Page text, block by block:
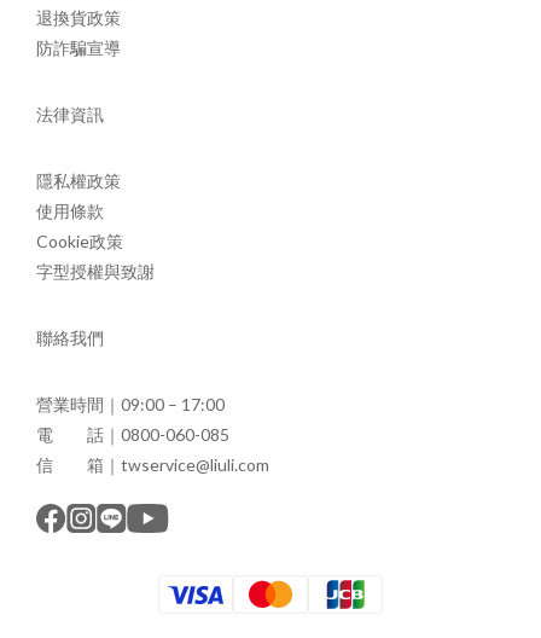
退換貨政策
防詐騙宣導
法律資訊
隱私權政策
使用條款
Cookie政策
字型授權與致謝
聯絡我們
營業時間｜09:00 – 17:00
電 話｜0800-060-085
信 箱｜twservice@liuli.com